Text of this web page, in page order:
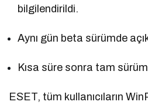
bilgilendirildi.
Aynı gün beta sürümde
Kısa süre sonra tam sürüm
ESET, tüm kullanıcıların